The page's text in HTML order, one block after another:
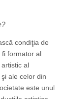
condiţia de
fi formator al
al
ale celor din
este unul